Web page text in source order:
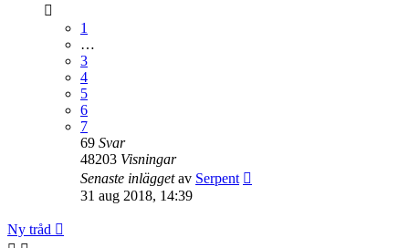
1
…
3
4
5
6
7
69 Svar
48203 Visningar
Senaste inläggetav Serpent
31 aug 2018, 14:39
Ny tråd